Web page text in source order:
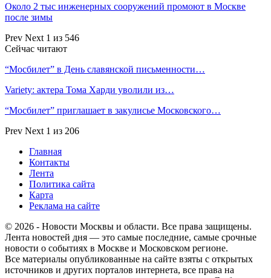
Около 2 тыс инженерных сооружений промоют в Москве
после зимы
Prev Next 1 из 546
Сейчас читают
“Мосбилет” в День славянской письменности…
Variety: актера Тома Харди уволили из…
“Мосбилет” приглашает в закулисье Московского…
Prev Next 1 из 206
Главная
Контакты
Лента
Политика сайта
Карта
Реклама на сайте
© 2026 - Новости Москвы и области. Все права защищены.
Лента новостей дня — это самые последние, самые срочные
новости о событиях в Москве и Московском регионе.
Все материалы опубликованные на сайте взяты с открытых
источников и других порталов интернета, все права на